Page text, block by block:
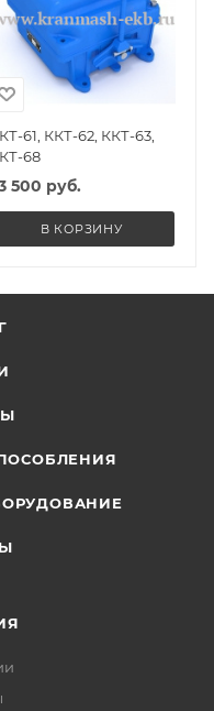
61, ККТ-62, ККТ-63,
68
500 руб.
В КОРЗИНУ